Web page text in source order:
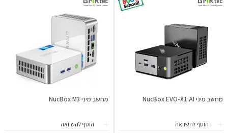
מחשב מיני NucBox EVO-X1 AI
הוסף להשוואה
מחשב מיני NucBox M3
הוסף להשוואה